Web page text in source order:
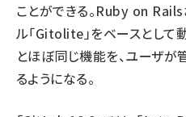
ことができる。Ruby on
ル「Gitolite」をベースとして
とほぼ同じ機能を、ユーザ
るようになる。